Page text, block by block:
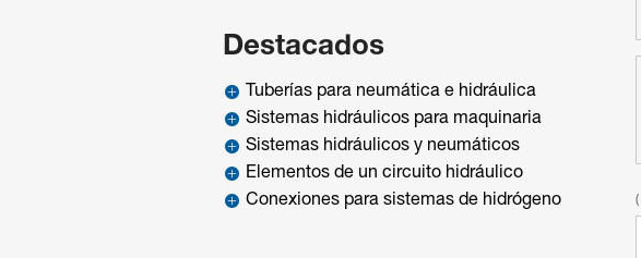
Destacados

Tuberías para neumática e hidráulica
 Sistemas hidráulicos para maquinaria
 Sistemas hidráulicos y neumáticos

Elementos de un circuito hidráulico
 Conexiones para sistemas de hidrógeno